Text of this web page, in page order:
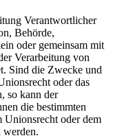
Verantwortlicher
Behörde,
oder gemeinsam mit
Verarbeitung von
Sind die Zwecke und
oder das
so kann der
die bestimmten
Unionsrecht oder dem
werden.